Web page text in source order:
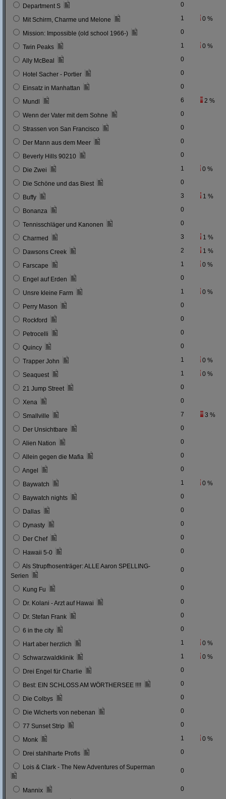
Department S 0
Mit Schirm, Charme und Melone 1 0 %
Mission: Impossible (old school 1966-) 0
Twin Peaks 1 0 %
Ally McBeal 0
Hotel Sacher - Portier 0
Einsatz in Manhattan 0
Mundl 6 2 %
Wenn der Vater mit dem Sohne 0
Strassen von San Francisco 0
Der Mann aus dem Meer 0
Beverly Hills 90210 0
Die Zwei 1 0 %
Die Schöne und das Biest 0
Buffy 3 1 %
Bonanza 0
Tennisschläger und Kanonen 0
Charmed 3 1 %
Dawsons Creek 2 1 %
Farscape 1 0 %
Engel auf Erden 0
Unsre kleine Farm 1 0 %
Perry Mason 0
Rockford 0
Petrocelli 0
Quincy 0
Trapper John 1 0 %
Seaquest 1 0 %
21 Jump Street 0
Xena 0
Smallville 7 3 %
Der Unsichtbare 0
Alien Nation 0
Allein gegen die Mafia 0
Angel 0
Baywatch 1 0 %
Baywatch nights 0
Dallas 0
Dynasty 0
Der Chef 0
Hawaii 5-0 0
Als Strupfhosenträger: ALLE Aaron SPELLING-
Serien
0
Kung Fu 0
Dr. Kolani - Arzt auf Hawai 0
Dr. Stefan Frank 0
6 in the city 0
Hart aber herzlich 1 0 %
Schwarzwaldklinik 1 0 %
Drei Engel für Charlie 0
Best: EIN SCHLOSS AM WÖRTHERSEE !!!! 0
Die Colbys 0
Die Wicherts von nebenan 0
77 Sunset Strip 0
Monk 1 0 %
Drei stahlharte Profis 0
Lois & Clark - The New Adventures of Superman 0
Mannix 0